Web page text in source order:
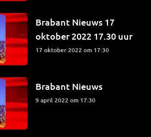
Brabant Nieuws 17
oktober 2022 17.30 uur
17 oktober 2022 om 17:30
Brabant Nieuws
9 april 2022 om 17:30